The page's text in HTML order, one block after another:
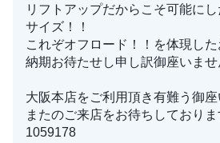
リフトアップだからこそ可能に
サイズ！！
これぞオフロード！！を体現した
納期お待たせし申し訳御座いませ
大阪本店をご利用頂き有難う御座
またのご来店をお待ちしておりま
1059178